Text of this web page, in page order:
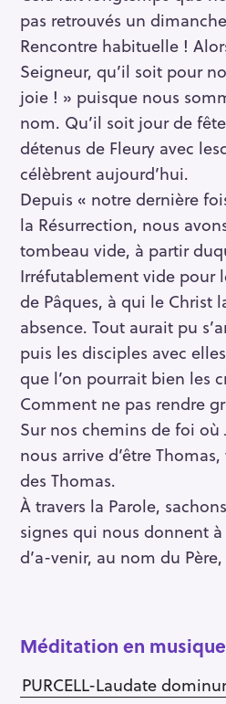
pas retrouvés un
Rencontre habituelle !
Seigneur, qu’il soit pour
joie ! » puisque nous
nom. Qu’il soit jour de
détenus de Fleury avec
célèbrent aujourd’hui.
Depuis « notre dernière
la Résurrection, nous
tombeau vide, à partir
Irréfutablement vide pour
de Pâques, à qui le Christ
absence. Tout aurait pu
puis les disciples avec
que l’on pourrait bien les
Comment ne pas rendre
Sur nos chemins de foi où
nous arrive d’être
des Thomas.
À travers la Parole,
signes qui nous donnent
d’a-venir, au nom du
Méditation en musique
PURCELL-Laudate